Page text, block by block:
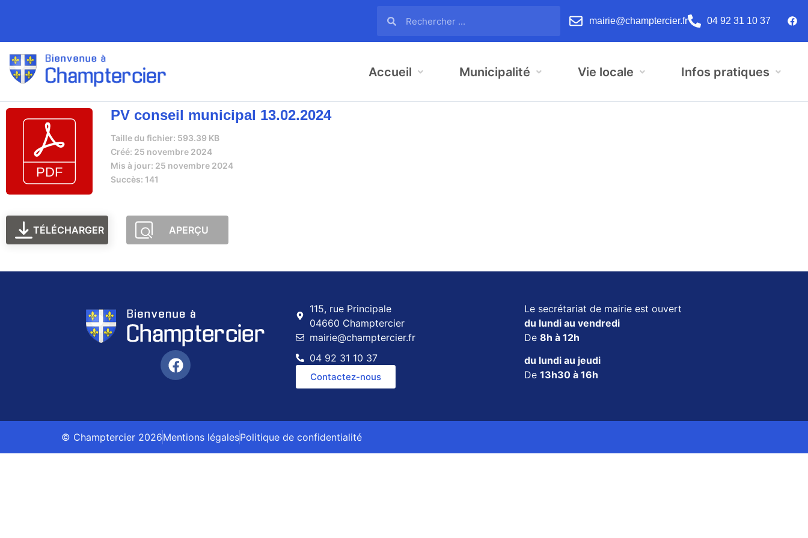
mairie@champtercier.fr 04 92 31 10 37
Accueil Municipalité Vie locale Infos pratiques
PV conseil municipal 13.02.2024
Taille du fichier: 593.39 KB
Créé: 25 novembre 2024
Mis à jour: 25 novembre 2024
Succès: 141
TÉLÉCHARGER APERÇU
115, rue Principale
04660 Champtercier
mairie@champtercier.fr
04 92 31 10 37
Contactez-nous
Le secrétariat de mairie est ouvert
du lundi au vendredi
De 8h à 12h
du lundi au jeudi
De 13h30 à 16h
© Champtercier 2026Mentions légalesPolitique de confidentialité